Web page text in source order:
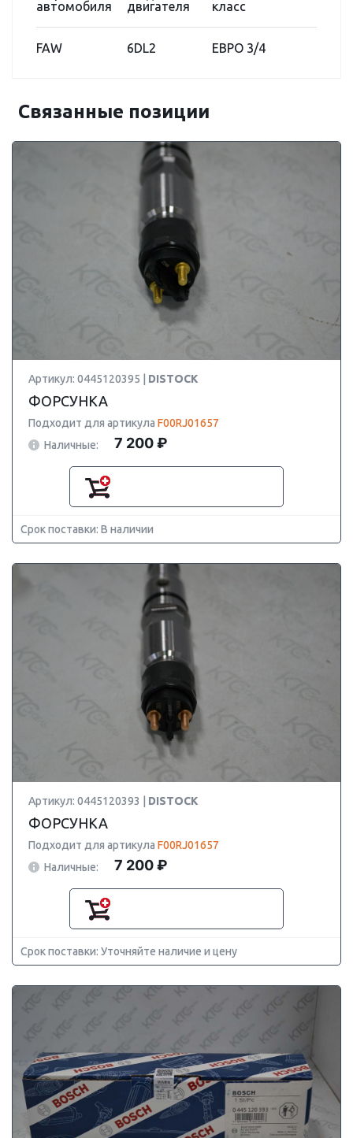
автомобиля
двигателя
класс
FAW 6DL2 ЕВРО 3/4
Связанные позиции
Артикул: 0445120395 | DISTOCK
ФОРСУНКА
Подходит для артикула F00RJ01657
Наличные:
7 200 ₽
Срок поставки: В наличии
Артикул: 0445120393 | DISTOCK
ФОРСУНКА
Подходит для артикула F00RJ01657
Наличные:
7 200 ₽
Срок поставки: Уточняйте наличие и цену